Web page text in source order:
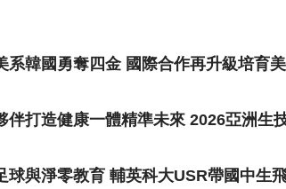
系韓國勇奪四金 國際合作再升級培育
伴打造健康一體精準未來 2026亞洲生
球與淨零教育 輔英科大USR帶國中生